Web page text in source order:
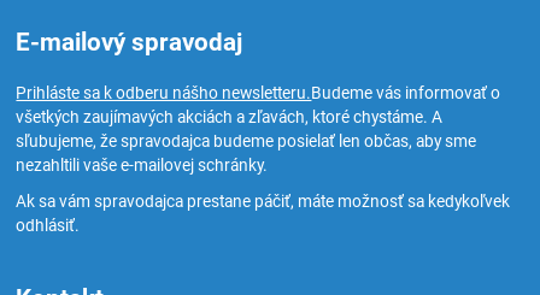
E-mailový spravodaj
Prihláste sa k odberu nášho newsletteru.Budeme vás informovať o
všetkých zaujímavých akciách a zľavách, ktoré chystáme. A
sľubujeme, že spravodajca budeme posielať len občas, aby sme
nezahltili vaše e-mailovej schránky.
Ak sa vám spravodajca prestane páčiť, máte možnosť sa kedykoľvek
odhlásiť.